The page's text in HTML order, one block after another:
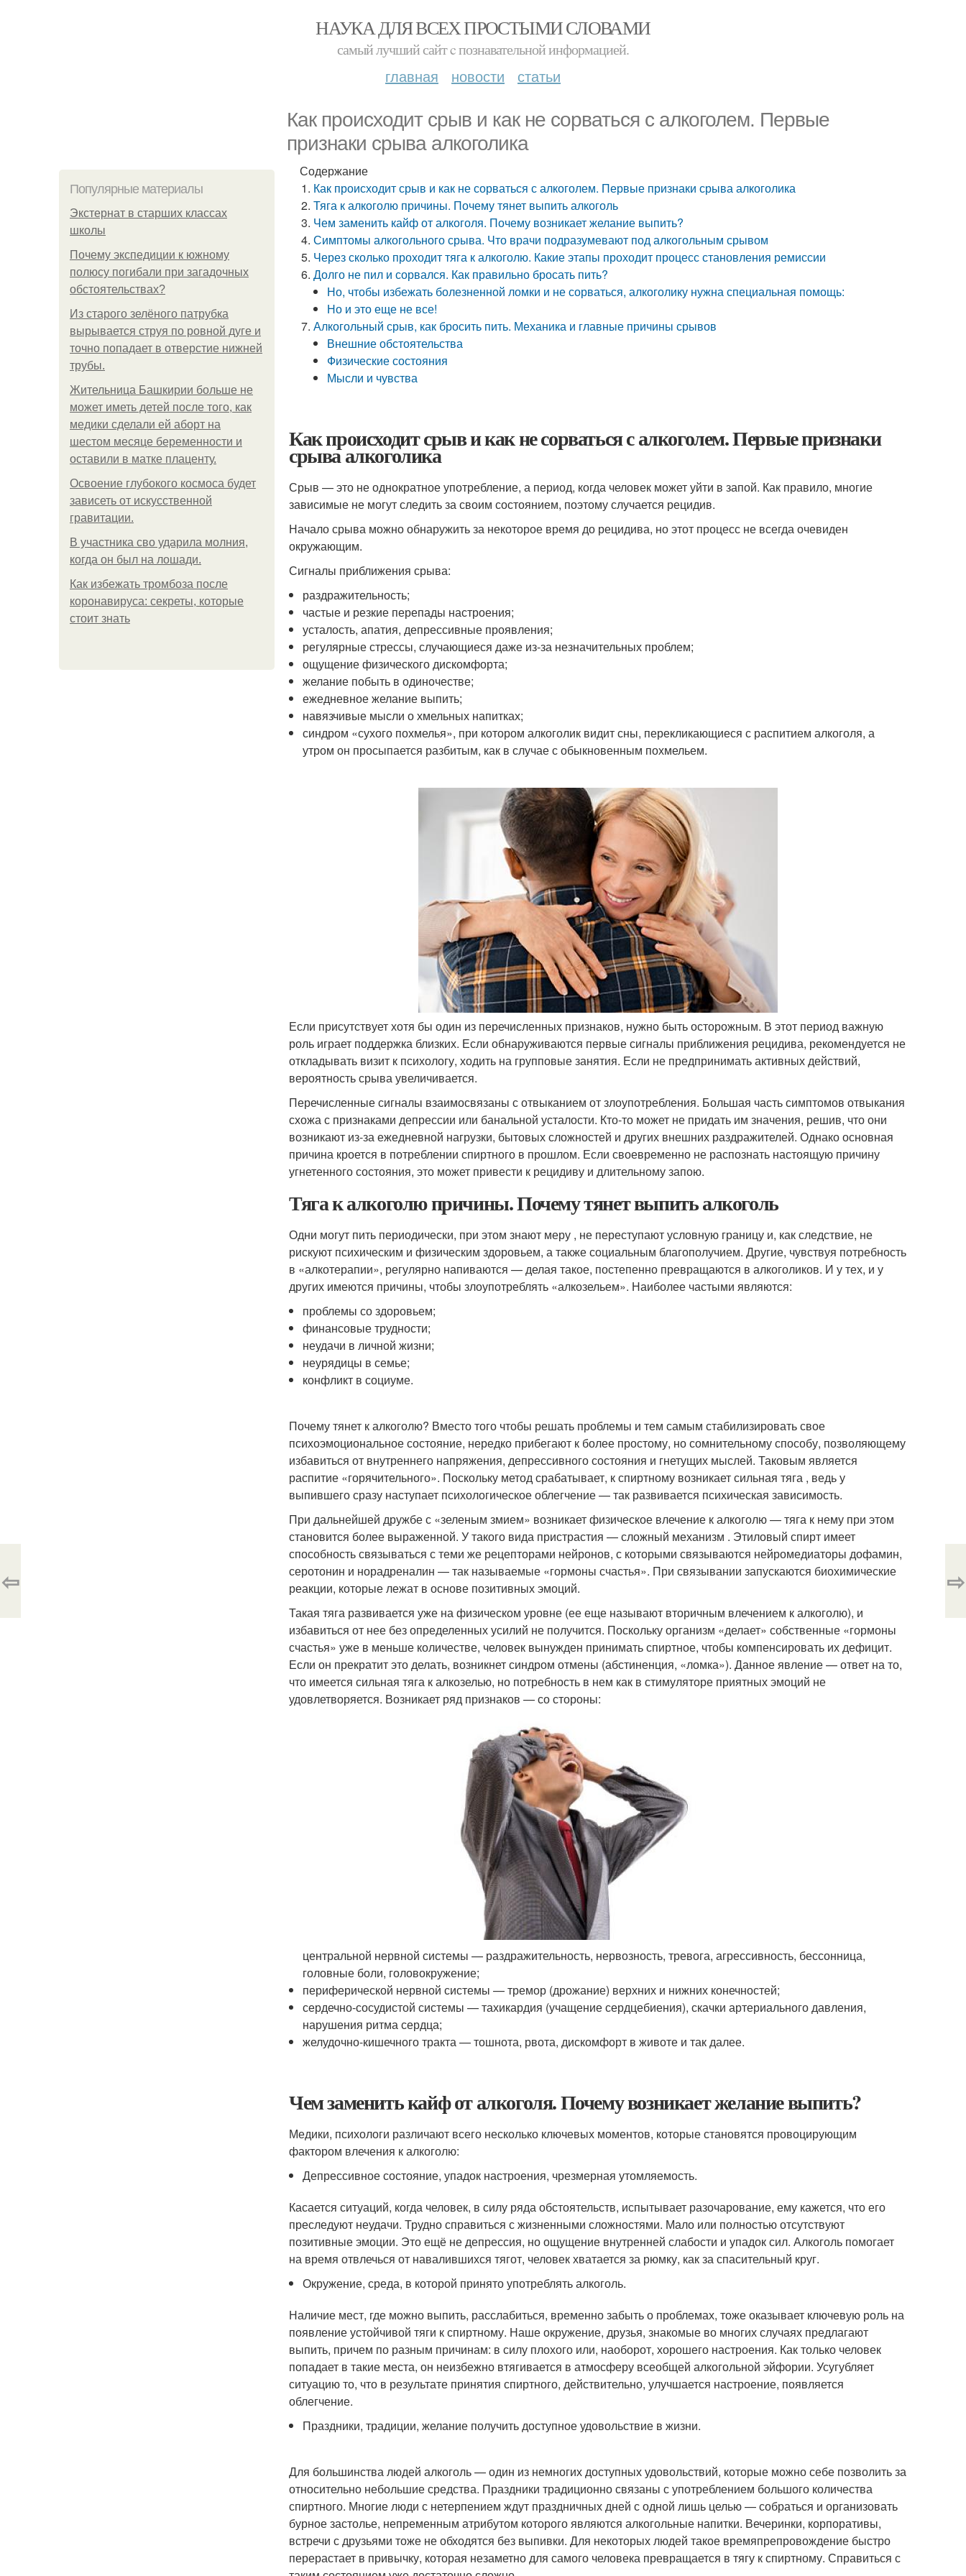
НАУКА ДЛЯ ВСЕХ ПРОСТЫМИ СЛОВАМИ
самый лучший сайт c познавательной информацией.
главная новости статьи
Как происходит срыв и как не сорваться с алкоголем. Первые
признаки срыва алкоголика
Популярные материалы
Экстернат в старших классах
школы
Почему экспедиции к южному
полюсу погибали при загадочных
обстоятельствах?
Из старого зелёного патрубка
вырывается струя по ровной дуге и
точно попадает в отверстие нижней
трубы.
Жительница Башкирии больше не
может иметь детей после того, как
медики сделали ей аборт на
шестом месяце беременности и
оставили в матке плаценту.
Освоение глубокого космоса будет
зависеть от искусственной
гравитации.
В участника сво ударила молния,
когда он был на лошади.
Как избежать тромбоза после
коронавируса: секреты, которые
стоит знать
Содержание
Как происходит срыв и как не сорваться с алкоголем. Первые признаки срыва алкоголика
Тяга к алкоголю причины. Почему тянет выпить алкоголь
Чем заменить кайф от алкоголя. Почему возникает желание выпить?
Симптомы алкогольного срыва. Что врачи подразумевают под алкогольным срывом
Через сколько проходит тяга к алкоголю. Какие этапы проходит процесс становления ремиссии
Долго не пил и сорвался. Как правильно бросать пить?
Но, чтобы избежать болезненной ломки и не сорваться, алкоголику нужна специальная помощь:
Но и это еще не все!
Алкогольный срыв, как бросить пить. Механика и главные причины срывов
Внешние обстоятельства
Физические состояния
Мысли и чувства
Как происходит срыв и как не сорваться с алкоголем. Первые признаки
срыва алкоголика
Срыв — это не однократное употребление, а период, когда человек может уйти в запой. Как правило, многие
зависимые не могут следить за своим состоянием, поэтому случается рецидив.
Начало срыва можно обнаружить за некоторое время до рецидива, но этот процесс не всегда очевиден
окружающим.
Сигналы приближения срыва:
раздражительность;
частые и резкие перепады настроения;
усталость, апатия, депрессивные проявления;
регулярные стрессы, случающиеся даже из-за незначительных проблем;
ощущение физического дискомфорта;
желание побыть в одиночестве;
ежедневное желание выпить;
навязчивые мысли о хмельных напитках;
синдром «сухого похмелья», при котором алкоголик видит сны, перекликающиеся с распитием алкоголя, а
утром он просыпается разбитым, как в случае с обыкновенным похмельем.
Если присутствует хотя бы один из перечисленных признаков, нужно быть осторожным. В этот период важную
роль играет поддержка близких. Если обнаруживаются первые сигналы приближения рецидива, рекомендуется не
откладывать визит к психологу, ходить на групповые занятия. Если не предпринимать активных действий,
вероятность срыва увеличивается.
Перечисленные сигналы взаимосвязаны с отвыканием от злоупотребления. Большая часть симптомов отвыкания
схожа с признаками депрессии или банальной усталости. Кто-то может не придать им значения, решив, что они
возникают из-за ежедневной нагрузки, бытовых сложностей и других внешних раздражителей. Однако основная
причина кроется в потреблении спиртного в прошлом. Если своевременно не распознать настоящую причину
угнетенного состояния, это может привести к рецидиву и длительному запою.
Тяга к алкоголю причины. Почему тянет выпить алкоголь
Одни могут пить периодически, при этом знают меру , не переступают условную границу и, как следствие, не
рискуют психическим и физическим здоровьем, а также социальным благополучием. Другие, чувствуя потребность
в «алкотерапии», регулярно напиваются — делая такое, постепенно превращаются в алкоголиков. И у тех, и у
других имеются причины, чтобы злоупотреблять «алкозельем». Наиболее частыми являются:
проблемы со здоровьем;
финансовые трудности;
неудачи в личной жизни;
неурядицы в семье;
конфликт в социуме.
Почему тянет к алкоголю? Вместо того чтобы решать проблемы и тем самым стабилизировать свое
психоэмоциональное состояние, нередко прибегают к более простому, но сомнительному способу, позволяющему
избавиться от внутреннего напряжения, депрессивного состояния и гнетущих мыслей. Таковым является
распитие «горячительного». Поскольку метод срабатывает, к спиртному возникает сильная тяга , ведь у
выпившего сразу наступает психологическое облегчение — так развивается психическая зависимость.
При дальнейшей дружбе с «зеленым змием» возникает физическое влечение к алкоголю — тяга к нему при этом
становится более выраженной. У такого вида пристрастия — сложный механизм . Этиловый спирт имеет
способность связываться с теми же рецепторами нейронов, с которыми связываются нейромедиаторы дофамин,
серотонин и норадреналин — так называемые «гормоны счастья». При связывании запускаются биохимические
реакции, которые лежат в основе позитивных эмоций.
Такая тяга развивается уже на физическом уровне (ее еще называют вторичным влечением к алкоголю), и
избавиться от нее без определенных усилий не получится. Поскольку организм «делает» собственные «гормоны
счастья» уже в меньше количестве, человек вынужден принимать спиртное, чтобы компенсировать их дефицит.
Если он прекратит это делать, возникнет синдром отмены (абстиненция, «ломка»). Данное явление — ответ на то,
что имеется сильная тяга к алкозелью, но потребность в нем как в стимуляторе приятных эмоций не
удовлетворяется. Возникает ряд признаков — со стороны:
центральной нервной системы — раздражительность, нервозность, тревога, агрессивность, бессонница,
головные боли, головокружение;
периферической нервной системы — тремор (дрожание) верхних и нижних конечностей;
сердечно-сосудистой системы — тахикардия (учащение сердцебиения), скачки артериального давления,
нарушения ритма сердца;
желудочно-кишечного тракта — тошнота, рвота, дискомфорт в животе и так далее.
Чем заменить кайф от алкоголя. Почему возникает желание выпить?
Медики, психологи различают всего несколько ключевых моментов, которые становятся провоцирующим
фактором влечения к алкоголю:
Депрессивное состояние, упадок настроения, чрезмерная утомляемость.
Касается ситуаций, когда человек, в силу ряда обстоятельств, испытывает разочарование, ему кажется, что его
преследуют неудачи. Трудно справиться с жизненными сложностями. Мало или полностью отсутствуют
позитивные эмоции. Это ещё не депрессия, но ощущение внутренней слабости и упадок сил. Алкоголь помогает
на время отвлечься от навалившихся тягот, человек хватается за рюмку, как за спасительный круг.
Окружение, среда, в которой принято употреблять алкоголь.
Наличие мест, где можно выпить, расслабиться, временно забыть о проблемах, тоже оказывает ключевую роль на
появление устойчивой тяги к спиртному. Наше окружение, друзья, знакомые во многих случаях предлагают
выпить, причем по разным причинам: в силу плохого или, наоборот, хорошего настроения. Как только человек
попадает в такие места, он неизбежно втягивается в атмосферу всеобщей алкогольной эйфории. Усугубляет
ситуацию то, что в результате принятия спиртного, действительно, улучшается настроение, появляется
облегчение.
Праздники, традиции, желание получить доступное удовольствие в жизни.
Для большинства людей алкоголь — один из немногих доступных удовольствий, которые можно себе позволить за
относительно небольшие средства. Праздники традиционно связаны с употреблением большого количества
спиртного. Многие люди с нетерпением ждут праздничных дней с одной лишь целью — собраться и организовать
бурное застолье, непременным атрибутом которого являются алкогольные напитки. Вечеринки, корпоративы,
встречи с друзьями тоже не обходятся без выпивки. Для некоторых людей такое времяпрепровождение быстро
перерастает в привычку, которая незаметно для самого человека превращается в тягу к спиртному. Справиться с
⇦ ⇨